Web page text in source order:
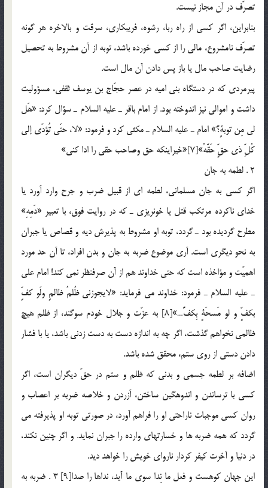
تصرّف در آن مجاز نيست.
بنابراين، اگر كسي از راه ربا، رشوه، فريبكاري، سرقت و بالاخره هر گونه
تصرّف نامشروع، مالي را از كسي خورده باشد، توبه از آن مشروط به تحصيل
رضايت صاحب مال يا باز پس دادن آن مال است.
پيرمردي كه در دستگاه بني اميه در عصر حجّاج بن يوسف ثقفي، مسؤوليت
داشت و اموالي نيز اندوخته بود. از امام باقر ـ عليه السلام ـ سؤال كرد: «هَل
لي مِن توبةٍ؟» امام ـ عليه السلام ـ مكثي كرد و فرمود: «لا، حتّي تُؤدّي إلي
كُلِّ ذي حقٍّ حَقَّهُ»[7]«خيراينكه حق وصاحب حقي را ادا كني»
2 . لطمه به جان
اگر كسي به جان مسلماني، لطمه اي از قبيل ضرب و جرح وارد آورد يا
خداي ناكرده مرتكب قتل يا خونريزي ـ كه در روايت فوق، با تعبير «دَمِهِ»
مطرح گرديده بود ـ گردد، توبه او مشروط به پذيرش ديه و قصاص يا جبران
به نحو ديگري است. آري موضوع ضربه به جان و بدن افراد، تا آن حد مورد
اهميّت و مؤاخذه است كه حتي خداوند هم از آن صرفنظر نمي كند! امام علي
ـ عليه السلام ـ فرمود: خداوند مي فرمايد: «لايجوزني ظُلمُ ظالمٍ ولَو كفٍّ
بكفٍّ و لو مَسحَةٍ بِكفًّ…»[8] به عزّت و جلال خودم سوگند، از ظلم هيچ
ظالمي نخواهم گذشت، اگر چه به اندازه دست به دست زدني باشد، يا با فشار
دادن دستي از روي ستم، محقق شده باشد.
اضافه بر لطمه جسمي و بدني كه ظلم و ستم در حقّ ديگران است، اگر
كسي با ترساندن و اندوهگين ساختن، آزردن و خلاصه ضربه بر اعصاب و
روان كسي موجبات ناراحتي او را فراهم آورد، در صورتي توبه او پذيرفته مي
گردد كه همه ضربه ها و خسارتهاي وارده را جبران نمايد. و اگر چنين نكند،
در دنيا و آخرت كيفر كردار نارواي خويش را خواهد ديد.
اين جهان كوهست و فعل ما نِدا سوي ما آيد، نداها را صدا[9] 3 . ضربه به